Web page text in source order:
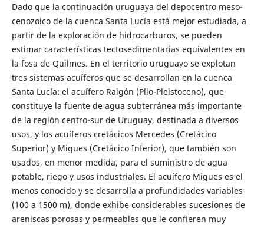
Dado que la continuación uruguaya del depocentro meso-
cenozoico de la cuenca Santa Lucía está mejor estudiada, a
partir de la exploración de hidrocarburos, se pueden
estimar características tectosedimentarias equivalentes en
la fosa de Quilmes. En el territorio uruguayo se explotan
tres sistemas acuíferos que se desarrollan en la cuenca
Santa Lucía: el acuífero Raigón (Plio-Pleistoceno), que
constituye la fuente de agua subterránea más importante
de la región centro-sur de Uruguay, destinada a diversos
usos, y los acuíferos cretácicos Mercedes (Cretácico
Superior) y Migues (Cretácico Inferior), que también son
usados, en menor medida, para el suministro de agua
potable, riego y usos industriales. El acuífero Migues es el
menos conocido y se desarrolla a profundidades variables
(100 a 1500 m), donde exhibe considerables sucesiones de
areniscas porosas y permeables que le confieren muy